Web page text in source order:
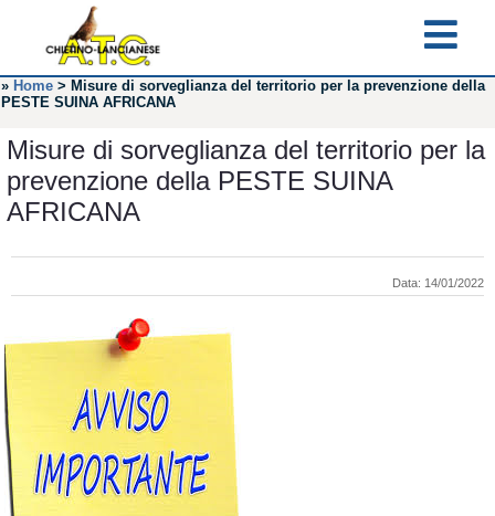
» Home > Misure di sorveglianza del territorio per la prevenzione della
PESTE SUINA AFRICANA
Misure di sorveglianza del territorio per la
prevenzione della PESTE SUINA
AFRICANA
Data: 14/01/2022